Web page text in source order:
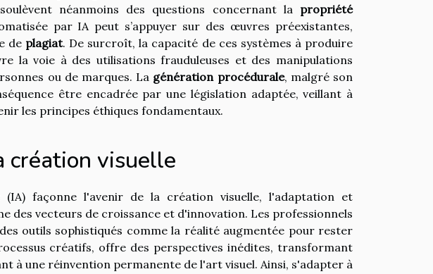
néanmoins des questions concernant la propriété
par IA peut s’appuyer sur des œuvres préexistantes,
de plagiat. De surcroît, la capacité de ces systèmes à produire
la voie à des utilisations frauduleuses et des manipulations
ou de marques. La génération procédurale, malgré son
être encadrée par une législation adaptée, veillant à
les principes éthiques fondamentaux.
création visuelle
façonne l'avenir de la création visuelle, l'adaptation et
des vecteurs de croissance et d'innovation. Les professionnels
outils sophistiqués comme la réalité augmentée pour rester
créatifs, offre des perspectives inédites, transformant
à une réinvention permanente de l'art visuel. Ainsi, s'adapter à